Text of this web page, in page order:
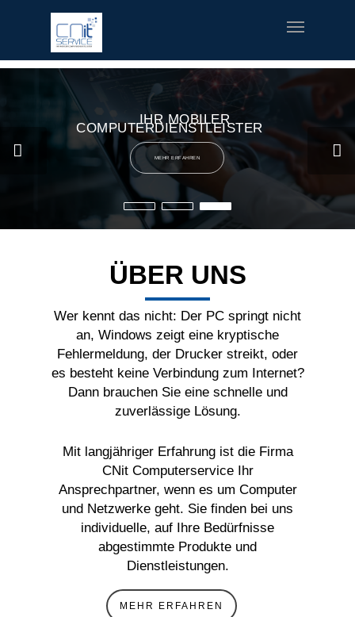
fred meyer gift card
fusion coupons build a bear printable coupon 10
rush music
special welcome coupon
IHR MOBILER
COMPUTERDIENSTLEISTER
MEHR ERFAHREN
ÜBER UNS
Wer kennt das nicht: Der PC springt nicht
an, Windows zeigt eine kryptische
Fehlermeldung, der Drucker streikt, oder
es besteht keine Verbindung zum Internet?
Dann brauchen Sie eine schnelle und
zuverlässige Lösung.
Mit langjähriger Erfahrung ist die Firma
CNit Computerservice Ihr
Ansprechpartner, wenn es um Computer
und Netzwerke geht. Sie finden bei uns
individuelle, auf Ihre Bedürfnisse
abgestimmte Produkte und
Dienstleistungen.
MEHR ERFAHREN